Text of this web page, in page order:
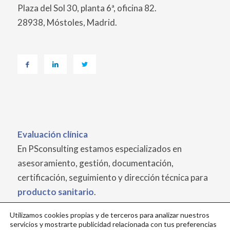
Plaza del Sol 30, planta 6ª, oficina 82.
28938, Móstoles, Madrid.
Evaluación clínica
En PSconsulting estamos especializados en
asesoramiento, gestión, documentación,
certificación, seguimiento y dirección técnica para
producto sanitario.
Utilizamos cookies propias y de terceros para analizar nuestros
servicios y mostrarte publicidad relacionada con tus preferencias